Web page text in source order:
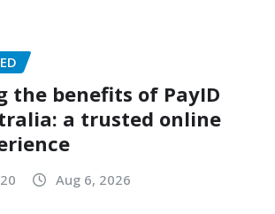
the benefits of PayID
a trusted online
Aug 6, 2026